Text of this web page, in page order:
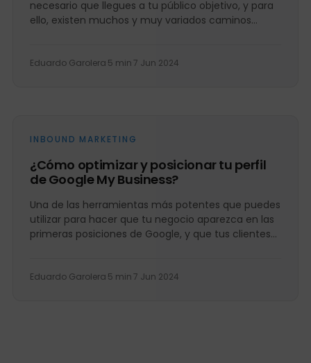
necesario que llegues a tu público objetivo, y para
ello, existen muchos y muy variados caminos
Eduardo Garolera 5 min7 Jun 2024
INBOUND MARKETING
¿Cómo optimizar y posicionar tu perfil
de Google My Business?
Una de las herramientas más potentes que puedes
utilizar para hacer que tu negocio aparezca en las
primeras posiciones de Google, y que tus clientes...
Eduardo Garolera 5 min7 Jun 2024